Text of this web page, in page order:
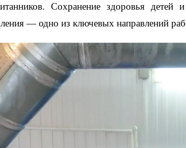
Сохранение здоровья
— одно из ключевых направлений